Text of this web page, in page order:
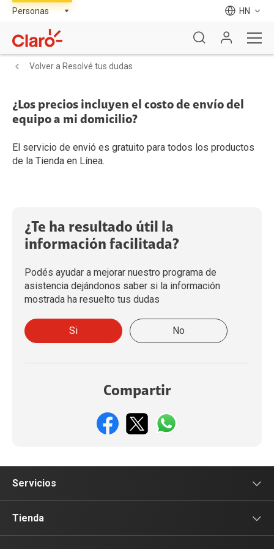
HN
Volver a Resolvé tus dudas
¿Los precios incluyen el costo de envío del
equipo a mi domicilio?
El servicio de envió es gratuito para todos los productos
de la Tienda en Línea.
¿Te ha resultado útil la
información facilitada?
Podés ayudar a mejorar nuestro programa de
asistencia dejándonos saber si la información
mostrada ha resuelto tus dudas
Si No
Compartir
Servicios
Servicios Móviles
Tienda